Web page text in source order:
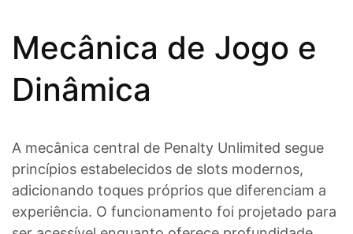
Mecânica de Jogo e
Dinâmica
A mecânica central de Penalty Unlimited segue
princípios estabelecidos de slots modernos,
adicionando toques próprios que diferenciam a
experiência. O funcionamento foi projetado para